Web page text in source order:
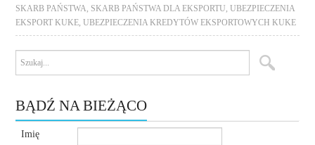
SKARB PAŃSTWA
SKARB PAŃSTWA DLA EKSPORTU
UBEZPIECZENIA
EKSPORT KUKE UBEZPIECZENIA KREDYTÓW EKSPORTOWYCH KUKE
BĄDŹ NA BIEŻĄCO
Imię